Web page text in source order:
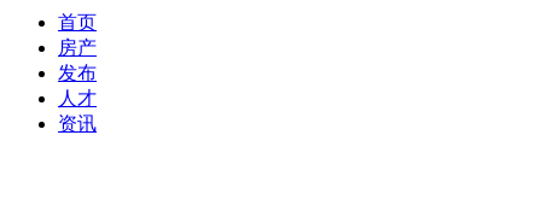
首页
房产
发布
人才
资讯